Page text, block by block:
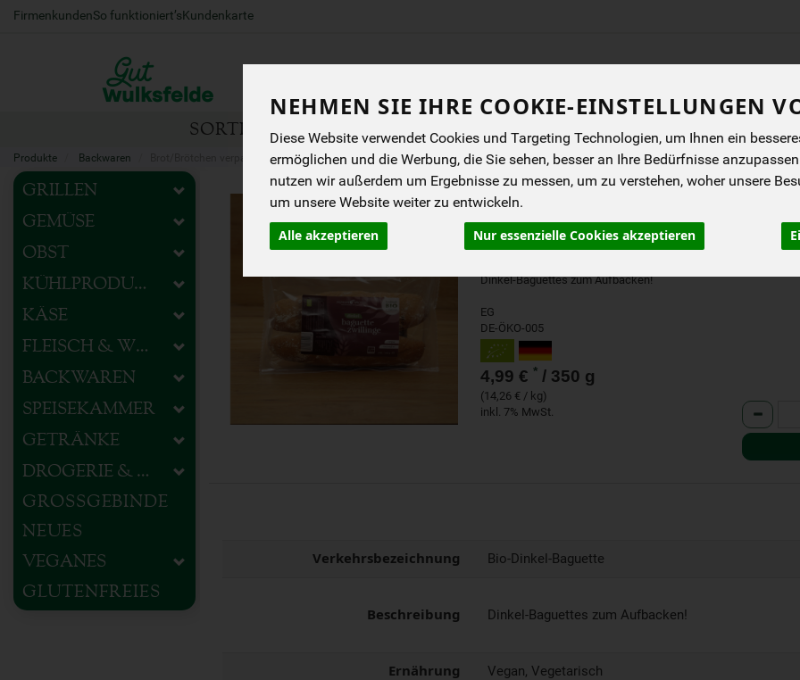
NEHMEN SIE IHRE COOKIE-EINSTELLUNGEN
Diese Website verwendet Cookies und Targeting Technologien, um Ihnen ein
ermöglichen und die Werbung, die Sie sehen, besser an Ihre Bedürfnisse
nutzen wir außerdem um Ergebnisse zu messen, um zu verstehen, woher unsere
um unsere Website weiter zu entwickeln.
Alle akzeptieren Nur essenzielle Cookies akzeptieren
FirmenkundenSo funktioniert’sKundenkarte
SORTIMENT HOFEIGENES BIOKISTEN ANGEBOTE NEUES
Produkte Backwaren
GRILLEN
GEMÜSE
OBST
KÜHLPRODUKTE
KÄSE
FLEISCH & WURST
BACKWAREN
SPEISEKAMMER
GETRÄNKE
DROGERIE & HAUSHALT
GROSSGEBINDE
NEUES
VEGANES
GLUTENFREIES
DINKEL BAGUETTE ZUM
2 STÜCK
Dinkel-Baguettes zum Aufbacken!
EG
DE-ÖKO-005
4,99 € * / 350 g
(14,26 € / kg)
inkl. 7% MwSt.
Anzahl
Verkehrsbezeichnung Bio-Dinkel-Baguette
Beschreibung Dinkel-Baguettes zum Aufbacken!
Ernährung Vegan, Vegetarisch